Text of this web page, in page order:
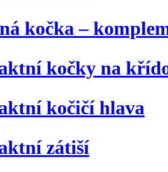
kočka –
kočky na
kočičí hlava
zátiší